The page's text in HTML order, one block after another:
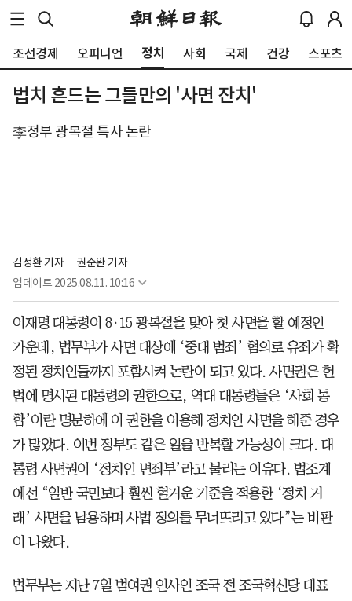
조선경제 오피니언 정치 사회 국제 건강 스포츠
법치 흔드는 그들만의 '사면 잔치'
李정부 광복절 특사 논란
김정환 기자
권순완 기자
업데이트 2025.08.11. 10:16
이재명 대통령이 8·15 광복절을 맞아 첫 사면을 할 예정인
가운데, 법무부가 사면 대상에 ‘중대 범죄’ 혐의로 유죄가 확
정된 정치인들까지 포함시켜 논란이 되고 있다. 사면권은 헌
법에 명시된 대통령의 권한으로, 역대 대통령들은 ‘사회 통
합’이란 명분하에 이 권한을 이용해 정치인 사면을 해준 경우
가 많았다. 이번 정부도 같은 일을 반복할 가능성이 크다. 대
통령 사면권이 ‘정치인 면죄부’라고 불리는 이유다. 법조계
에선 “일반 국민보다 훨씬 헐거운 기준을 적용한 ‘정치 거
래’ 사면을 남용하며 사법 정의를 무너뜨리고 있다”는 비판
이 나왔다.
법무부는 지난 7일 범여권 인사인 조국 전 조국혁신당 대표